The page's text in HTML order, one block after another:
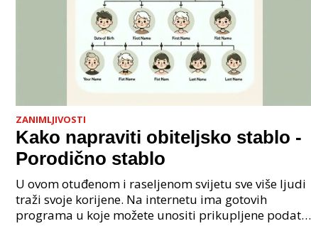
ZANIMLJIVOSTI
Kako napraviti obiteljsko stablo -
Porodično stablo
U ovom otuđenom i raseljenom svijetu sve više ljudi
traži svoje korijene. Na internetu ima gotovih
programa u koje možete unositi prikupljene podatke